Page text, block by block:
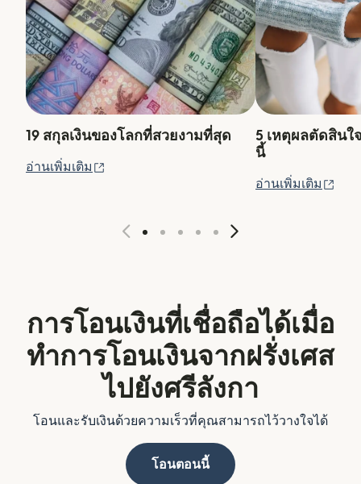
19 สกุลเงินของโลกที่สวยงามที่สุด
อ่านเพิ่มเติม
5 เหตุผลตัดสินใ
นี้
อ่านเพิ่มเติม
การโอนเงินที่เชื่อถือได้เมื่อ
ทำการโอนเงินจากฝรั่งเศส
ไปยังศรีลังกา
โอนและรับเงินด้วยความเร็วที่คุณสามารถไว้วางใจได้
โอนตอนนี้